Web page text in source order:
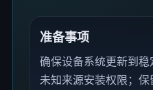
准备事项
确保设备系统更新到
未知来源安装权限；